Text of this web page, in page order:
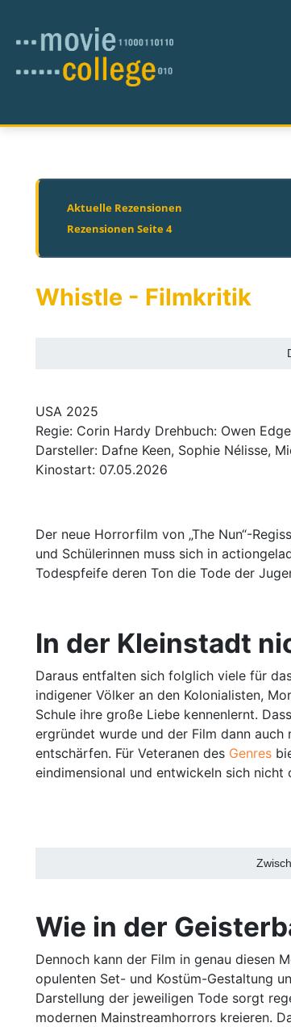
Aktuelle Rezensionen
Rezensionen Seite 4
Whistle - Filmkritik
USA 2025
Regie: Corin Hardy Drehbuch: Owen
Darsteller: Dafne Keen, Sophie Nélisse,
Kinostart: 07.05.2026
Der neue Horrorfilm von „The Nun“-
und Schülerinnen muss sich in
Todespfeife deren Ton die Tode der
In der Kleinstadt
Daraus entfalten sich folglich viele für
indigener Völker an den Kolonialisten,
Schule ihre große Liebe kennenlernt.
ergründet wurde und der Film dann auch
entschärfen. Für Veteranen des Genres
eindimensional und entwickeln sich
Wie in der
Dennoch kann der Film in genau diesen
opulenten Set- und Kostüm-Gestaltung
Darstellung der jeweiligen Tode sorgt
modernen Mainstreamhorrors kreieren.